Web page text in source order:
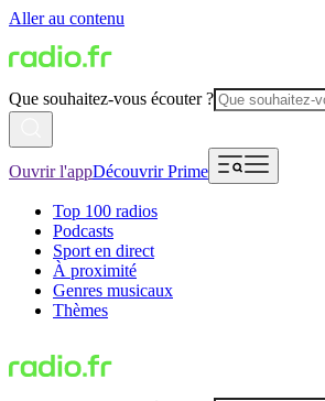
Aller au contenu
Que souhaitez-vous écouter ?
Ouvrir l'appDécouvrir Prime
Top 100 radios
Podcasts
Sport en direct
À proximité
Genres musicaux
Thèmes